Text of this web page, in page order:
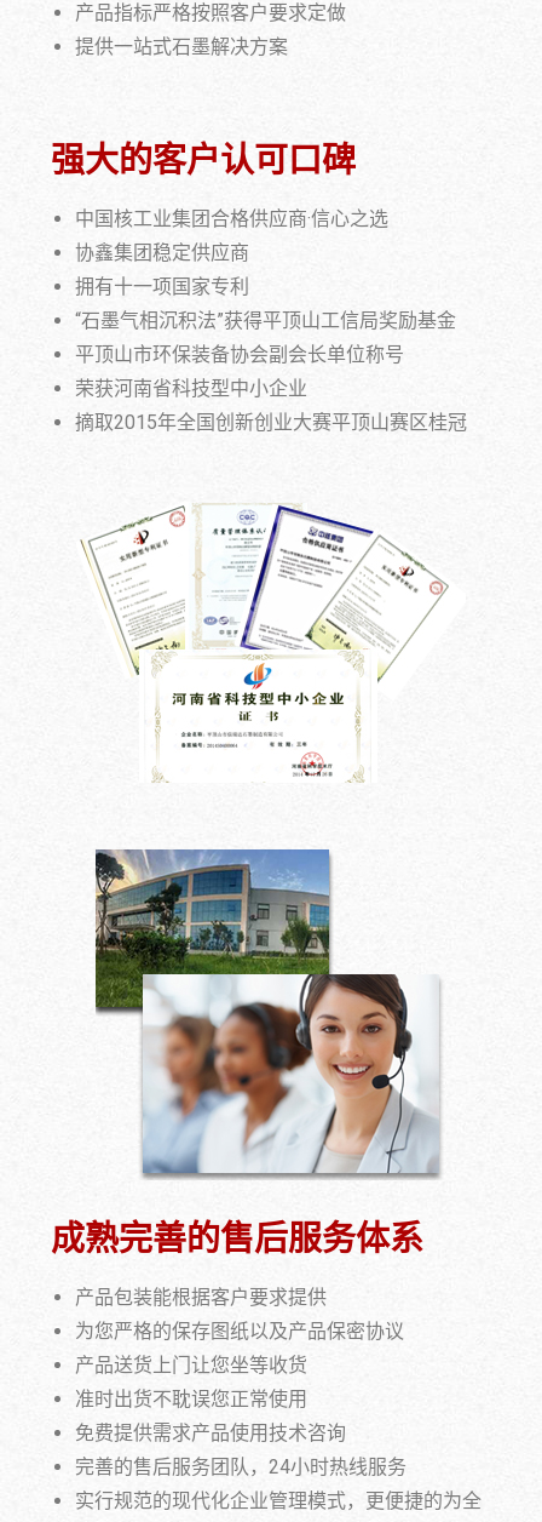
产品指标严格按照客户要求定做
提供一站式石墨解决方案
强大的客户认可口碑
中国核工业集团合格供应商·信心之选
协鑫集团稳定供应商
拥有十一项国家专利
“石墨气相沉积法”获得平顶山工信局奖励基金
平顶山市环保装备协会副会长单位称号
荣获河南省科技型中小企业
摘取2015年全国创新创业大赛平顶山赛区桂冠
成熟完善的售后服务体系
产品包装能根据客户要求提供
为您严格的保存图纸以及产品保密协议
产品送货上门让您坐等收货
准时出货不耽误您正常使用
免费提供需求产品使用技术咨询
完善的售后服务团队，24小时热线服务
实行规范的现代化企业管理模式，更便捷的为全